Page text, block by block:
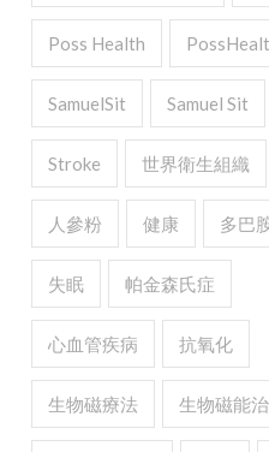
Poss Health
SamuelSit Samuel Sit
Stroke 世界衛生組織
人參粉 健康 多巴
失眠 帕金森氏症
心血管疾病 抗氧化
生物磁療法 生物磁能